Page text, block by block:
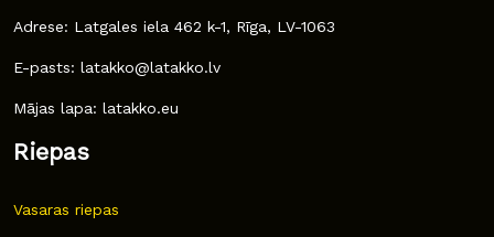
Adrese: Latgales iela 462 k-1, Rīga, LV-1063
E-pasts: latakko@latakko.lv
Mājas lapa: latakko.eu
Riepas
Vasaras riepas